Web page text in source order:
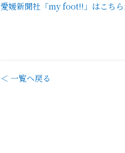
愛媛新聞社「my foot!!」はこちら
＜ 一覧へ戻る